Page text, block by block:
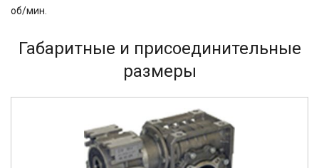
об/мин.
Габаритные и присоединительные
размеры